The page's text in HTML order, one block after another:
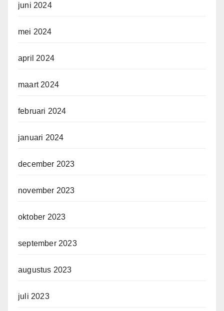
juni 2024
mei 2024
april 2024
maart 2024
februari 2024
januari 2024
december 2023
november 2023
oktober 2023
september 2023
augustus 2023
juli 2023